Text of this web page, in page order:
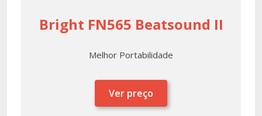
Bright FN565 Beatsound II
Melhor Portabilidade
Ver preço